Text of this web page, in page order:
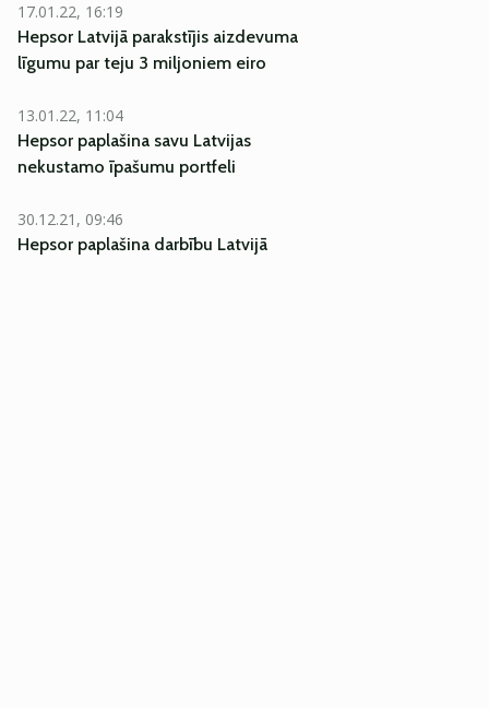
17.01.22, 16:19
Hepsor Latvijā parakstījis aizdevuma
līgumu par teju 3 miljoniem eiro
13.01.22, 11:04
Hepsor paplašina savu Latvijas
nekustamo īpašumu portfeli
30.12.21, 09:46
Hepsor paplašina darbību Latvijā